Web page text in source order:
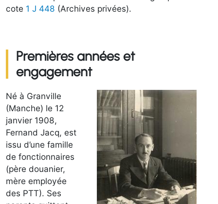
cote 1 J 448 (Archives privées).
Premières années et
engagement
Né à Granville
(Manche) le 12
janvier 1908,
Fernand Jacq, est
issu d’une famille
de fonctionnaires
(père douanier,
mère employée
des PTT). Ses